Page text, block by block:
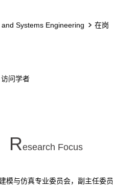
Systems Engineering 在岗
访问学者
Research Focus
模与仿真专业委员会，副主任委员